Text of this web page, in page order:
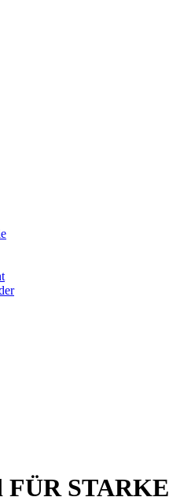
FÜR STARKE